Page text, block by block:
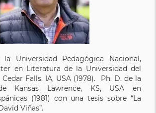
la Universidad Pedagógica Nacional,
en Literatura de la Universidad del
Falls, IA, USA (1978). Ph. D. de la
Kansas Lawrence, KS, USA en
(1981) con una tesis sobre “La
Viñas”.